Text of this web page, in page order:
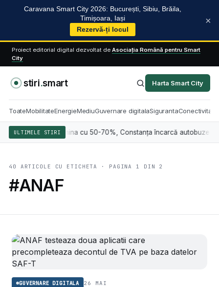
Caravana Smart City 2026: București, Sibiu, Brăila,
Timișoara, Iași
Rezervă-ți locul
×
Proiect editorial digital dezvoltat de Asociația Română pentru Smart
City
stiri.smart Harta Smart City
ToateMobilitateEnergieMediuGuvernare digitalaSigurantaConectivitate
ULTIMELE STIRI
reduce lumina cu 50-70%, Constanța încarcă autobuzele electrice
40 ARTICOLE CU ETICHETA · PAGINA 1 DIN 2
#ANAF
GUVERNARE DIGITALA 26 MAI